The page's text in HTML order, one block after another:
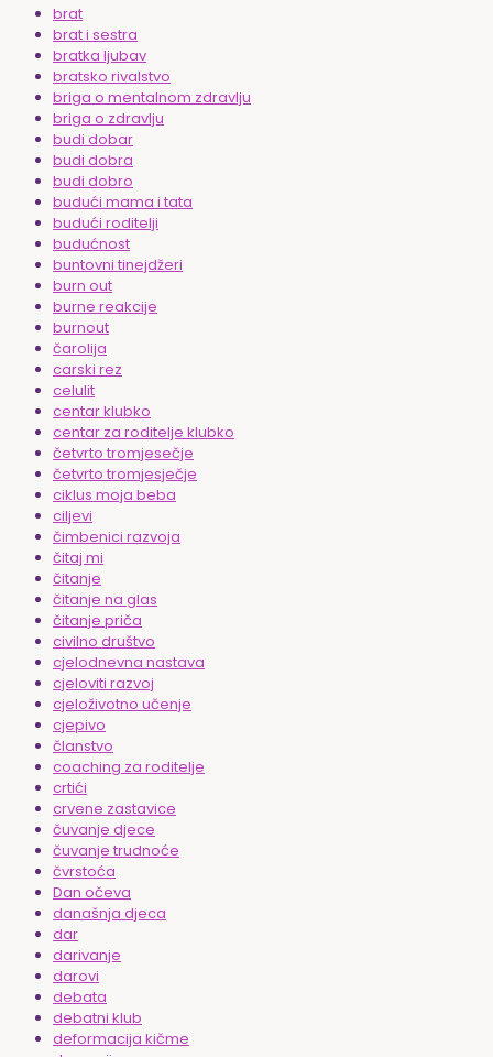
brat
brat i sestra
bratka ljubav
bratsko rivalstvo
briga o mentalnom zdravlju
briga o zdravlju
budi dobar
budi dobra
budi dobro
budući mama i tata
budući roditelji
budućnost
buntovni tinejdžeri
burn out
burne reakcije
burnout
čarolija
carski rez
celulit
centar klubko
centar za roditelje klubko
četvrto tromjesečje
četvrto tromjesječje
ciklus moja beba
ciljevi
čimbenici razvoja
čitaj mi
čitanje
čitanje na glas
čitanje priča
civilno društvo
cjelodnevna nastava
cjeloviti razvoj
cjeloživotno učenje
cjepivo
članstvo
coaching za roditelje
crtići
crvene zastavice
čuvanje djece
čuvanje trudnoće
čvrstoća
Dan očeva
današnja djeca
dar
darivanje
darovi
debata
debatni klub
deformacija kičme